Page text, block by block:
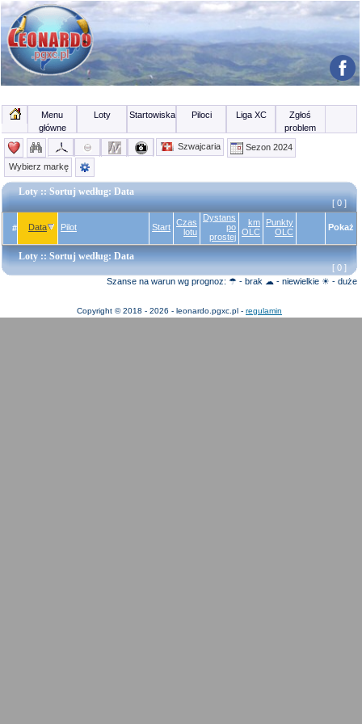
Menu
główne
Loty Startowiska Piloci Liga XC
Zgłoś
problem
Szwajcaria
Sezon 2024
Wybierz markę
Loty :: Sortuj według: Data
[ 0 ]
# Data Pilot Start Czas
lotu
Dystans
po
prostej
km
OLC
Punkty
OLC
Pokaż
Loty :: Sortuj według: Data
[ 0 ]
Szanse na warun wg prognoz: ☂ - brak ☁ - niewielkie ☀ - duże
Copyright © 2018 - 2026 - leonardo.pgxc.pl - regulamin